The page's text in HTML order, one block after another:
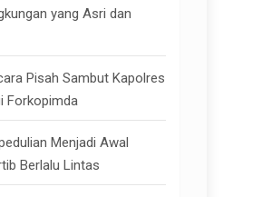
yang Asri dan
Pisah Sambut Kapolres
Forkopimda
Menjadi Awal
Berlalu Lintas